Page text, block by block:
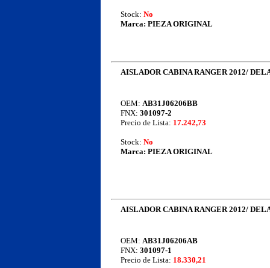
Stock: No
Marca: PIEZA ORIGINAL
AISLADOR CABINA RANGER 2012/
OEM: AB31J06206BB
FNX: 301097-2
Precio de Lista: 17.242,73
Stock: No
Marca: PIEZA ORIGINAL
AISLADOR CABINA RANGER 2012/
OEM: AB31J06206AB
FNX: 301097-1
Precio de Lista: 18.330,21